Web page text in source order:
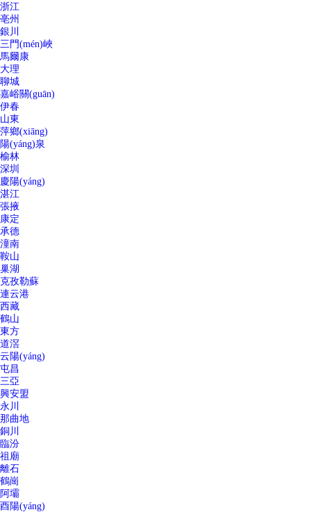
浙江
亳州
銀川
三門(mén)峽
馬爾康
大理
聊城
嘉峪關(guān)
伊春
山東
萍鄉(xiāng)
陽(yáng)泉
榆林
深圳
慶陽(yáng)
湛江
張掖
康定
承德
潼南
鞍山
巢湖
克孜勒蘇
連云港
西藏
鶴山
東方
道滘
云陽(yáng)
屯昌
三亞
興安盟
永川
那曲地
銅川
臨汾
祖廟
離石
鶴崗
阿壩
酉陽(yáng)